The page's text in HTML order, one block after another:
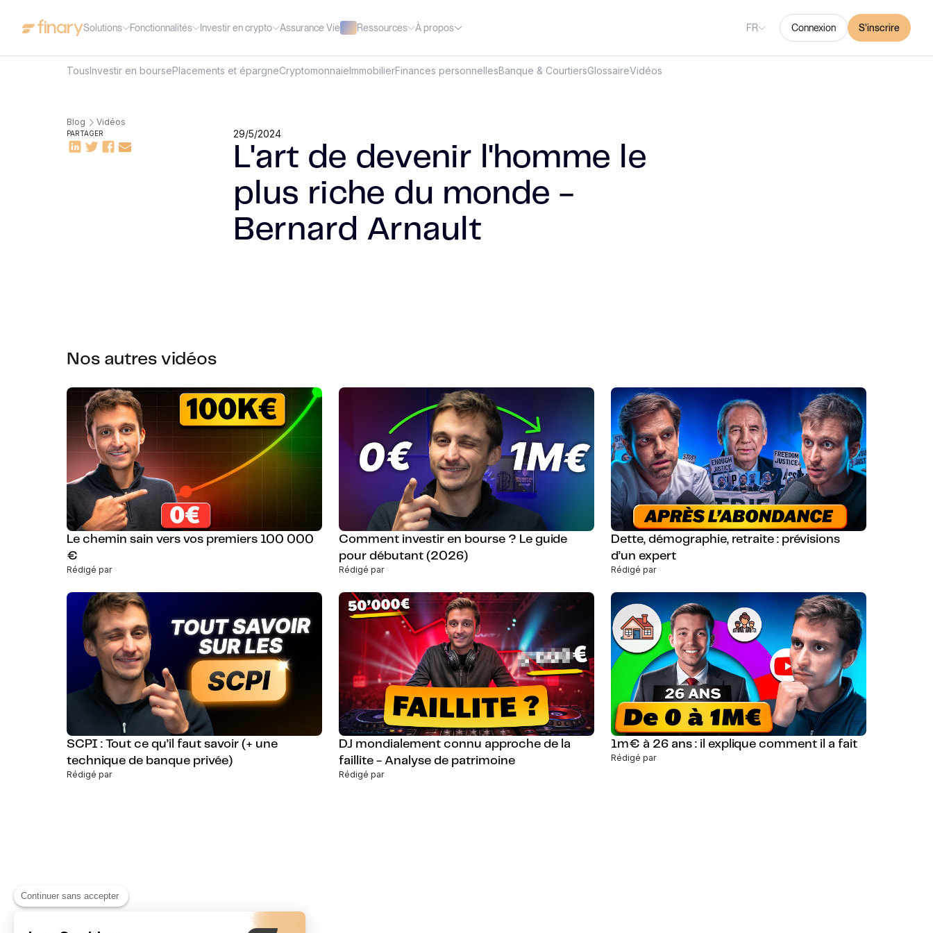
Continuer sans accepter
Solutions Fonctionnalités Investir en crypto Assurance Vie Ressources À propos FR Connexion S'inscrire
TousInvestir en boursePlacements et épargneCryptomonnaieImmobilierFinances personnellesBanque & CourtiersGlossaireVidéos
Blog Vidéos
PARTAGER 29/5/2024
L'art de devenir l'homme le
plus riche du monde -
Bernard Arnault
Nos autres vidéos
Le chemin sain vers vos premiers 100 000
€
Rédigé par
Comment investir en bourse ? Le guide
pour débutant (2026)
Rédigé par
Dette, démographie, retraite : prévisions
d’un expert
Rédigé par
SCPI : Tout ce qu’il faut savoir (+ une
technique de banque privée)
Rédigé par
DJ mondialement connu approche de la
faillite - Analyse de patrimoine
Rédigé par
1m€ à 26 ans : il explique comment il a fait
Rédigé par